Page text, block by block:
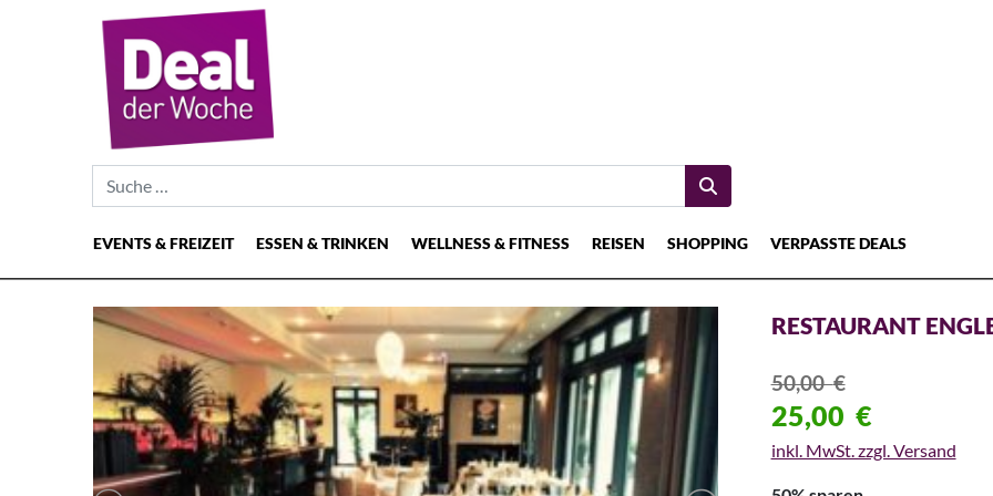
Suche nach:
Hauptnavigation
EVENTS & FREIZEIT ESSEN & TRINKEN WELLNESS & FITNESS REISEN SHOPPING VERPASSTE DEALS
RESTAURANT
50,00€
25,00 €
inkl. MwSt. zzgl. Versand